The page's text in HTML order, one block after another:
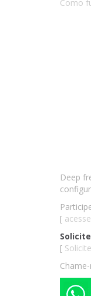
Como
Deep
[
[